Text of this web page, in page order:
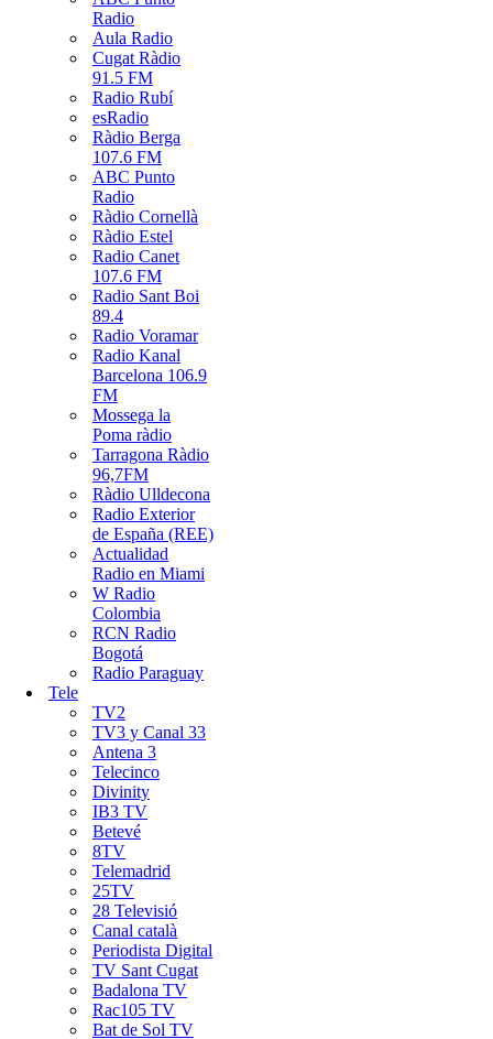
Radio
Aula Radio
Cugat Ràdio
91.5 FM
Radio Rubí
esRadio
Ràdio Berga
107.6 FM
ABC Punto
Radio
Ràdio Cornellà
Ràdio Estel
Radio Canet
107.6 FM
Radio Sant Boi
89.4
Radio Voramar
Radio Kanal
Barcelona 106.9
FM
Mossega la
Poma ràdio
Tarragona Ràdio
96,7FM
Ràdio Ulldecona
Radio Exterior
de España (REE)
Actualidad
Radio en Miami
W Radio
Colombia
RCN Radio
Bogotá
Radio Paraguay
Tele
TV2
TV3 y Canal 33
Antena 3
Telecinco
Divinity
IB3 TV
Betevé
8TV
Telemadrid
25TV
28 Televisió
Canal català
Periodista Digital
TV Sant Cugat
Badalona TV
Rac105 TV
Bat de Sol TV